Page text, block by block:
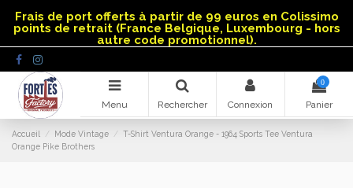
Frais de port offerts à partir de 99 euros en Colissimo
points de retrait (France Belgique, Luxembourg - hors
autre code promotionnel).
Menu Rechercher Connexion
0
Panier
Accueil Mode Vintage
T-Shirt Ventura Orange - 1964 Sports Tee Ventura
Orange Pike Brothers